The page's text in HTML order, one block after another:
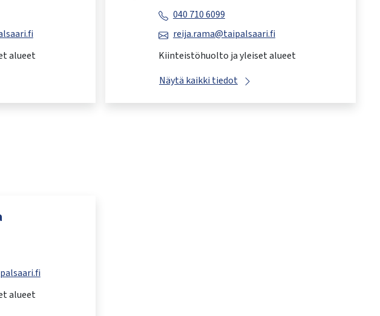
alueet
040 710 6099
reija.rama@taipalsaari.fi
Kiinteistöhuolto ja yleiset alueet
Näytä kaikki tiedot
alueet